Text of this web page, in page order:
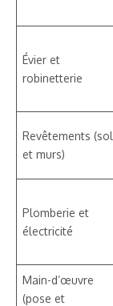
Évier et
robinetterie
Revêtements (sol
et murs)
Plomberie et
électricité
Main-d’œuvre
(pose et